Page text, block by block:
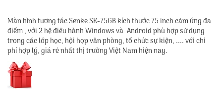
Màn hình tương tác Senke SK-75GB kích thước 75 inch cảm ứng đa
điểm , với 2 hệ điều hành Windows và Android phù hợp sử dụng
trong các lớp học, hội họp văn phòng, tổ chức sự kiện, .... với chi
phí hợp lý, giá rẻ nhất thị trường Việt Nam hiện nay.